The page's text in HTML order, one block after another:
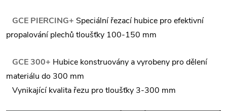
GCE PIERCING+ Speciální řezací hubice pro efektivní
propalování plechů tloušťky 100-150 mm
GCE 300+ Hubice konstruovány a vyrobeny pro dělení
materiálu do 300 mm
Vynikající kvalita řezu pro tloušťky 3-300 mm